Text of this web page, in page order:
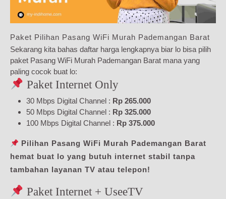
Paket Pilihan Pasang WiFi Murah Pademangan Barat
Sekarang kita bahas daftar harga lengkapnya biar lo bisa pilih
paket Pasang WiFi Murah Pademangan Barat mana yang
paling cocok buat lo:
Paket Internet Only
30 Mbps Digital Channel : Rp 265.000
50 Mbps Digital Channel : Rp 325.000
100 Mbps Digital Channel : Rp 375.000
Pilihan Pasang WiFi Murah Pademangan Barat
hemat buat lo yang butuh internet stabil tanpa
tambahan layanan TV atau telepon!
Paket Internet + UseeTV